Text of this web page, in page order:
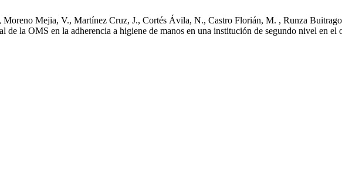
Mejia, V., Martínez Cruz, J., Cortés Ávila, N., Castro Florián, M. , Runza
de la OMS en la adherencia a higiene de manos en una institución de segundo nivel en el